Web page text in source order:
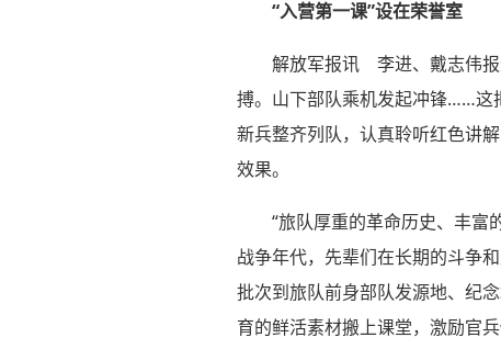
“入营第一课”设在荣誉室
解放军报讯 李进、戴志伟报
搏。山下部队乘机发起冲锋……这
新兵整齐列队，认真聆听红色讲
效果。
“旅队厚重的革命历史、丰富
战争年代，先辈们在长期的斗争
批次到旅队前身部队发源地、纪
育的鲜活素材搬上课堂，激励官